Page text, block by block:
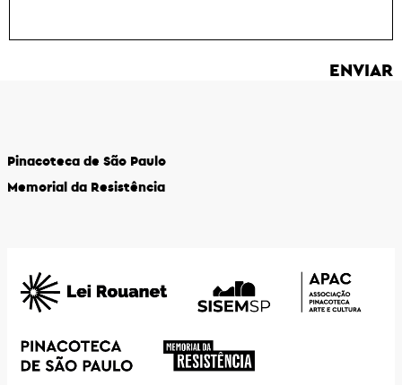
Pinacoteca de São Paulo
Memorial da Resistência